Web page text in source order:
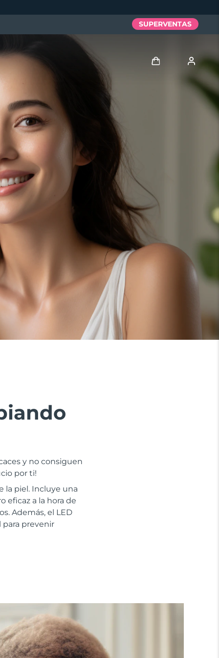
y no consiguen
por ti!
la piel. Incluye una
eficaz a la hora de
Además, el LED
prevenir
SUPERVENTAS
Iniciar sesión
Mis direcciones
Mis suscripciones